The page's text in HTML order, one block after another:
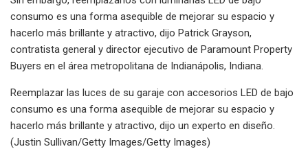
consumo es una forma asequible de mejorar su espacio y
hacerlo más brillante y atractivo, dijo Patrick Grayson,
contratista general y director ejecutivo de Paramount Property
Buyers en el área metropolitana de Indianápolis, Indiana.
Reemplazar las luces de su garaje con accesorios LED de bajo
consumo es una forma asequible de mejorar su espacio y
hacerlo más brillante y atractivo, dijo un experto en diseño.
(Justin Sullivan/Getty Images/Getty Images)